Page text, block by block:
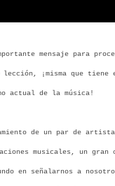
mensaje para
¡misma que tiene
actual de la música!
de un par de
musicales, un gran
en señalarnos a